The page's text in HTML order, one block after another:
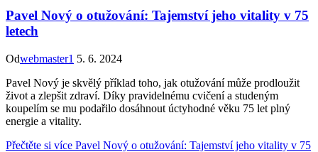
Pavel Nový o otužování: Tajemství jeho vitality v 75
letech
Odwebmaster1 5. 6. 2024
Pavel Nový je skvělý příklad toho, jak otužování může prodloužit
život a zlepšit zdraví. Díky pravidelnému cvičení a studeným
koupelím se mu podařilo dosáhnout úctyhodné věku 75 let plný
energie a vitality.
Přečtěte si více Pavel Nový o otužování: Tajemství jeho vitality v 75